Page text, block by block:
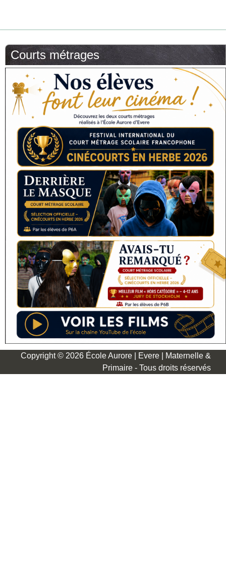
Courts métrages
Copyright © 2026 École Aurore | Evere | Maternelle &
Primaire - Tous droits réservés